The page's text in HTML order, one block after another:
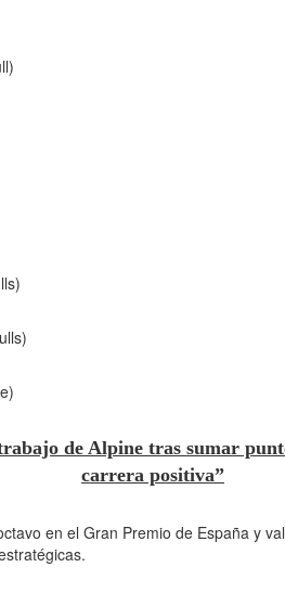
de Alpine tras sumar
carrera positiva”
en el Gran Premio de España y